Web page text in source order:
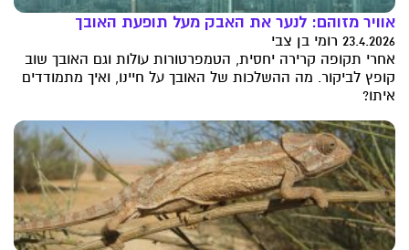
אוויר מזוהם: לנער את האבק מעל תופעת האובך
23.4.2026 רומי בן צבי
אחרי תקופה קרירה יחסית, הטמפרטורות עולות וגם האובך שוב
קופץ לביקור. מה ההשלכות של האובך על חיינו, ואיך מתמודדים
איתו?